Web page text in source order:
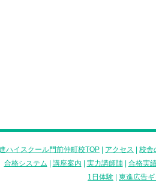
ハイスクール門前仲町校TOP アクセス 校舎
合格システム
講座案内 実力講師陣| 合格実
1日体験
東進広告